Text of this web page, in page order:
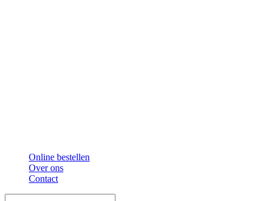
Online bestellen
Over ons
Contact